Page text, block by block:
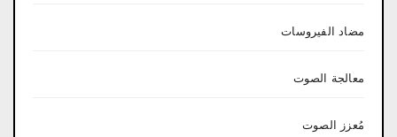
مضاد الفيروسات
معالجة الصوت
مُعزز الصوت